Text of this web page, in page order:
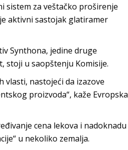
sistem za veštačko proširenje
aktivni sastojak glatiramer
Synthona, jedine druge
stoji u saopštenju Komisije.
vlasti, nastojeći da izazove
proizvoda“, kaže Evropska
cena lekova i nadoknadu
u nekoliko zemalja.